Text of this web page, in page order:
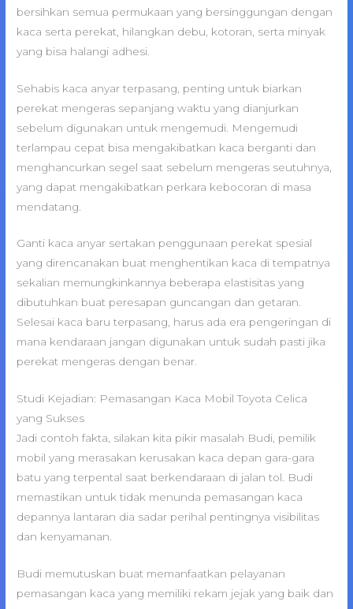
bersihkan semua permukaan yang bersinggungan dengan
kaca serta perekat, hilangkan debu, kotoran, serta minyak
yang bisa halangi adhesi.
Sehabis kaca anyar terpasang, penting untuk biarkan
perekat mengeras sepanjang waktu yang dianjurkan
sebelum digunakan untuk mengemudi. Mengemudi
terlampau cepat bisa mengakibatkan kaca berganti dan
menghancurkan segel saat sebelum mengeras seutuhnya,
yang dapat mengakibatkan perkara kebocoran di masa
mendatang.
Ganti kaca anyar sertakan penggunaan perekat spesial
yang direncanakan buat menghentikan kaca di tempatnya
sekalian memungkinkannya beberapa elastisitas yang
dibutuhkan buat peresapan guncangan dan getaran.
Selesai kaca baru terpasang, harus ada era pengeringan di
mana kendaraan jangan digunakan untuk sudah pasti jika
perekat mengeras dengan benar.
Studi Kejadian: Pemasangan Kaca Mobil Toyota Celica
yang Sukses
Jadi contoh fakta, silakan kita pikir masalah Budi, pemilik
mobil yang merasakan kerusakan kaca depan gara-gara
batu yang terpental saat berkendaraan di jalan tol. Budi
memastikan untuk tidak menunda pemasangan kaca
depannya lantaran dia sadar perihal pentingnya visibilitas
dan kenyamanan.
Budi memutuskan buat memanfaatkan pelayanan
pemasangan kaca yang memiliki rekam jejak yang baik dan